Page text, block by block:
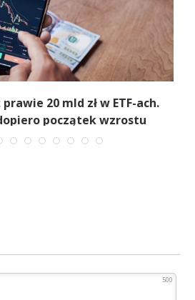
20 mld zł w ETF-ach.
początek wzrostu
500